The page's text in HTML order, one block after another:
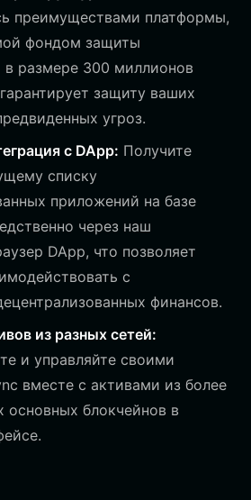
преимуществами платформы,
фондом защиты
в размере 300 миллионов
защиту ваших
угроз.
с DApp: Получите
списку
приложений на базе
через наш
DApp, что позволяет
с
финансов.
из разных сетей:
и управляйте своими
вместе с активами из более
основных блокчейнов в